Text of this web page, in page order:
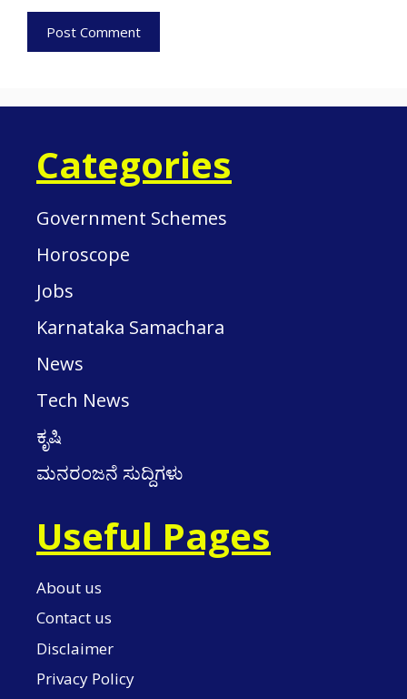
Categories
Government Schemes
Horoscope
Jobs
Karnataka Samachara
News
Tech News
ಕೃಷಿ
ಮನರಂಜನೆ ಸುದ್ದಿಗಳು
Useful Pages
About us
Contact us
Disclaimer
Privacy Policy